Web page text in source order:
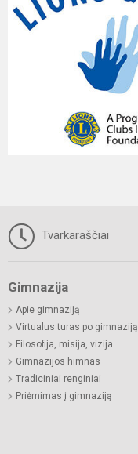
Tvarkaraščiai
Gimnazija
Apie gimnaziją
Virtualus turas po gimnaziją
Filosofija, misija, vizija
Gimnazijos himnas
Tradiciniai renginiai
Priėmimas į gimnaziją